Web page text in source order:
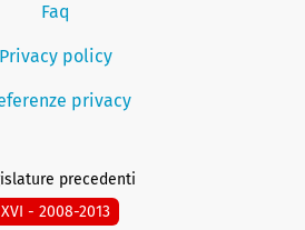
Faq
Privacy policy
privacy
precedenti
XVI - 2008-2013